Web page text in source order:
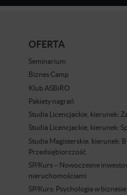
OFERTA
Seminarium
Biznes Camp
Klub ASBiRO
Pakiety nagrań
Studia Licencjackie, kierunek:
Studia Licencjackie, kierunek:
Studia Magisterskie, kierunek:
Przedsiębiorczość
SP/Kurs – Nowoczesne
nieruchomościami
SP/Kurs: Psychologia w biznesie